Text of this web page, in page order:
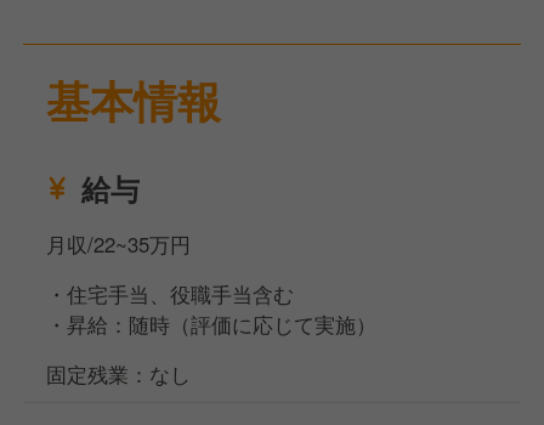
決められた運営をこなすだけでなく、自分の色を出し
た店舗づくりに挑戦できる環境です。
合があります。
基本情報
給与
月収/22~35万円
・住宅手当、役職手当含む
・昇給：随時（評価に応じて実施）
固定残業：なし